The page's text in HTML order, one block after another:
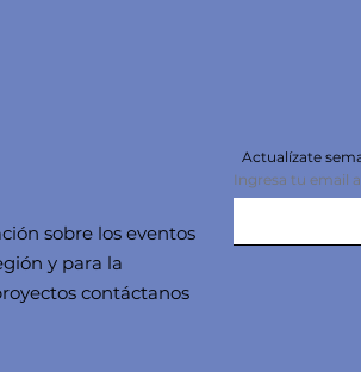
sobre los eventos
y para la
contáctanos
Actualízate
Ingresa tu email